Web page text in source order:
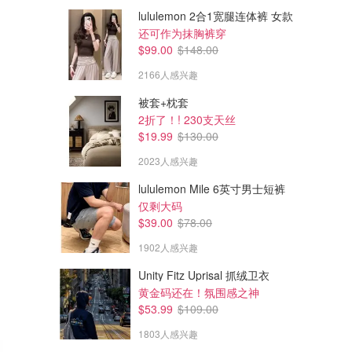
lululemon 2合1宽腿连体裤 女款
还可作为抹胸裤穿
$99.00 $148.00
2166人感兴趣
被套+枕套
2折了！! 230支天丝
$19.99 $130.00
2023人感兴趣
lululemon Mile 6英寸男士短裤
仅剩大码
$39.00 $78.00
1902人感兴趣
Unity Fitz Uprisal 抓绒卫衣
黄金码还在！氛围感之神
$53.99 $109.00
1803人感兴趣